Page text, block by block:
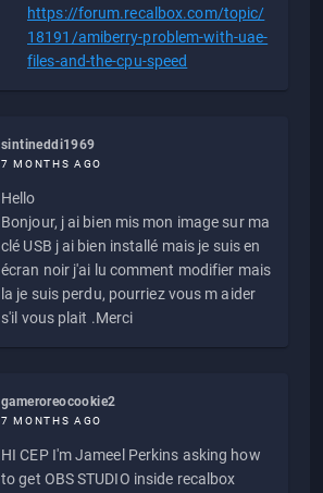
https://forum.recalbox.com/topic/
18191/amiberry-problem-with-uae-
files-and-the-cpu-speed
sintineddi1969
7 MONTHS AGO
Hello
Bonjour, j ai bien mis mon image sur ma
clé USB j ai bien installé mais je suis en
écran noir j'ai lu comment modifier mais
la je suis perdu, pourriez vous m aider
s'il vous plait .Merci
gameroreocookie2
7 MONTHS AGO
HI CEP I'm Jameel Perkins asking how
to get OBS STUDIO inside recalbox